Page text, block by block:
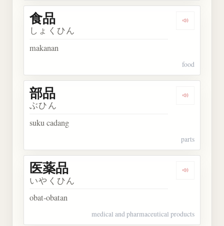
Dengarkan
食品
しょくひん
makanan
food
Dengarkan
部品
ぶひん
suku cadang
parts
Dengarkan
医薬品
いやくひん
obat-obatan
medical and pharmaceutical products